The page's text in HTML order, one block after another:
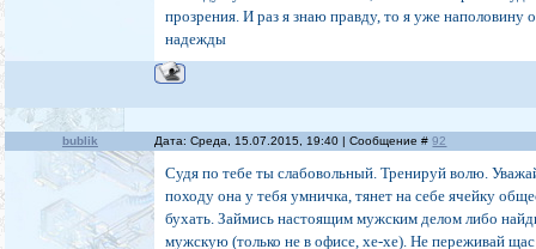
прозрения. И раз я знаю правду, то я уже наполовину
надежды
bublik Дата: Среда, 15.07.2015, 19:40 | Сообщение #92
Судя по тебе ты слабовольный. Тренируй волю.
походу она у тебя умничка, тянет на себе ячейку
бухать. Займись настоящим мужским делом либо
мужскую (только не в офисе, хе-хе). Не переживай